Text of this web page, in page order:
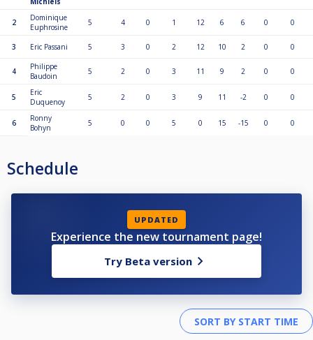
2
Dominique
Euphrosine
5 4 0 1 12 6 6 0 0
3 Eric Passani 5 3 0 2 12 10 2 0 0
4
Philippe
Baudoin
5 2 0 3 11 9 2 0 0
5
Eric
Duquenoy
5 2 0 3 9 11 -2 0 0
6
Ronny
Bohyn
5 0 0 5 0 15 -15 0 0
Schedule
UPDATED
Experience the new tournament page!
Try Beta version